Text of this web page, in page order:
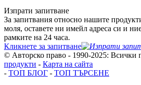
Изпрати запитване
За запитвания относно нашите
моля, оставете ни имейл адреса си и
рамките на 24 часа.
Кликнете за запитване
© Авторско право - 1990-2025: Всички
продукти - Карта на сайта
- ТОП БЛОГ - ТОП ТЪРСЕНЕ